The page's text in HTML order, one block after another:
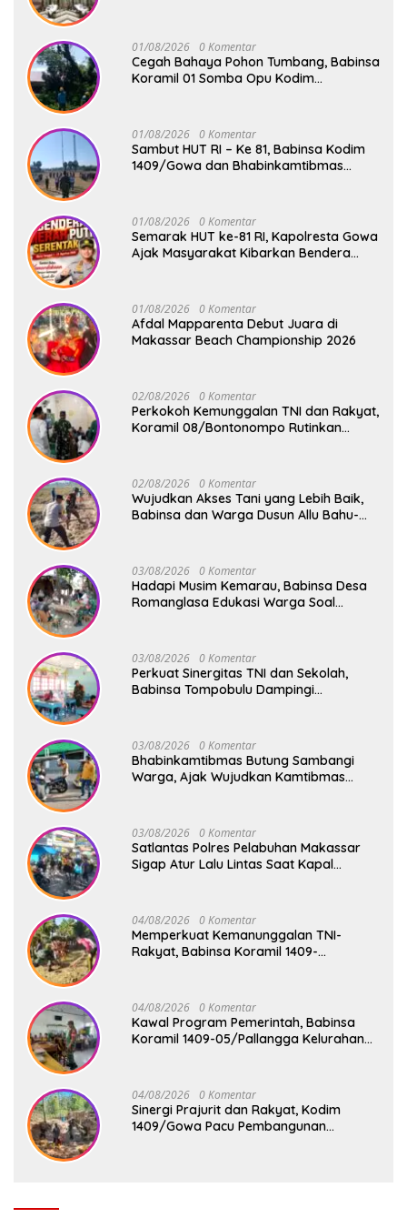
01/08/2026 0 Komentar
Cegah Bahaya Pohon Tumbang, Babinsa
Koramil 01 Somba Opu Kodim
Baddo
01/08/2026 0 Komentar
Sambut HUT RI – Ke 81, Babinsa Kodim
1409/Gowa dan Bhabinkamtibmas
01/08/2026 0 Komentar
Semarak HUT ke-81 RI, Kapolresta Gowa
Ajak Masyarakat Kibarkan Bendera
01/08/2026 0 Komentar
Afdal Mapparenta Debut Juara di
Makassar Beach Championship 2026
02/08/2026 0 Komentar
Perkokoh Kemunggalan TNI dan Rakyat,
Koramil 08/Bontonompo Rutinkan
02/08/2026 0 Komentar
Wujudkan Akses Tani yang Lebih Baik,
Babinsa dan Warga Dusun Allu Bahu-
03/08/2026 0 Komentar
Hadapi Musim Kemarau, Babinsa Desa
Romanglasa Edukasi Warga Soal
03/08/2026 0 Komentar
Perkuat Sinergitas TNI dan Sekolah,
Babinsa Tompobulu Dampingi
03/08/2026 0 Komentar
Bhabinkamtibmas Butung Sambangi
Warga, Ajak Wujudkan Kamtibmas
03/08/2026 0 Komentar
Satlantas Polres Pelabuhan Makassar
Sigap Atur Lalu Lintas Saat Kapal
04/08/2026 0 Komentar
Memperkuat Kemanunggalan TNI-
Rakyat, Babinsa Koramil 1409-
04/08/2026 0 Komentar
Kawal Program Pemerintah, Babinsa
Koramil 1409-05/Pallangga Kelurahan
04/08/2026 0 Komentar
Sinergi Prajurit dan Rakyat, Kodim
1409/Gowa Pacu Pembangunan